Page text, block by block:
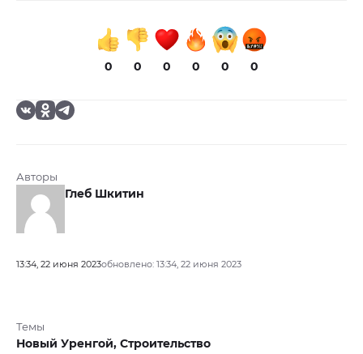
0 0 0 0 0 0
Авторы
Глеб Шкитин
13:34, 22 июня 2023обновлено: 13:34, 22 июня 2023
Темы
Новый Уренгой, Строительство